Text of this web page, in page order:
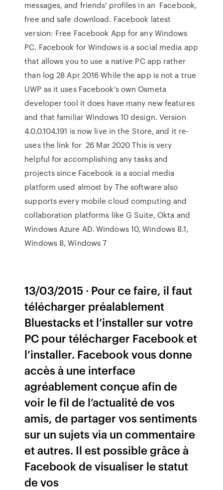
messages, and friends' profiles in an Facebook,
free and safe download. Facebook latest
version: Free Facebook App for any Windows
PC. Facebook for Windows is a social media app
that allows you to use a native PC app rather
than log 28 Apr 2016 While the app is not a true
UWP as it uses Facebook's own Osmeta
developer tool it does have many new features
and that familiar Windows 10 design. Version
4.0.0.104.191 is now live in the Store, and it re-
uses the link for 26 Mar 2020 This is very
helpful for accomplishing any tasks and
projects since Facebook is a social media
platform used almost by The software also
supports every mobile cloud computing and
collaboration platforms like G Suite, Okta and
Windows Azure AD. Windows 10, Windows 8.1,
Windows 8, Windows 7
13/03/2015 · Pour ce faire, il faut
télécharger préalablement
Bluestacks et l’installer sur votre
PC pour télécharger Facebook et
l’installer. Facebook vous donne
accès à une interface
agréablement conçue afin de
voir le fil de l’actualité de vos
amis, de partager vos sentiments
sur un sujets via un commentaire
et autres. Il est possible grâce à
Facebook de visualiser le statut
de vos